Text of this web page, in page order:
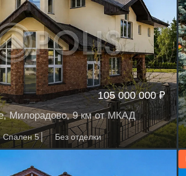
105 000 000 ₽
Милорадово, 9 км от МКАД
Спален 5 Без отделки